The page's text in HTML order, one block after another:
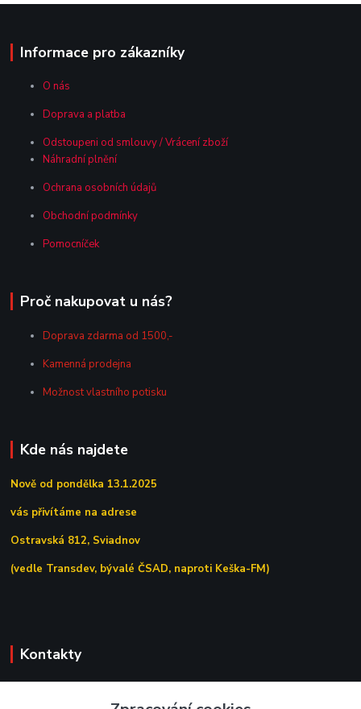
Informace pro zákazníky
O nás
Doprava a platba
Odstoupeni od smlouvy / Vrácení zboží
Náhradní plnění
Ochrana osobních údajů
Obchodní podmínky
Pomocníček
Proč nakupovat u nás?
Doprava zdarma od 1500,-
Kamenná prodejna
Možnost vlastního potisku
Kde nás najdete
Nově od pondělka 13.1.2025
vás přivítáme na adrese
Ostravská 812, Sviadnov
(vedle Transdev, bývalé ČSAD, naproti Keška-FM)
Kontakty